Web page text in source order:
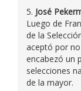
5. José
Luego de
de la
aceptó por
encabezó un
selecciones
de la mayor.